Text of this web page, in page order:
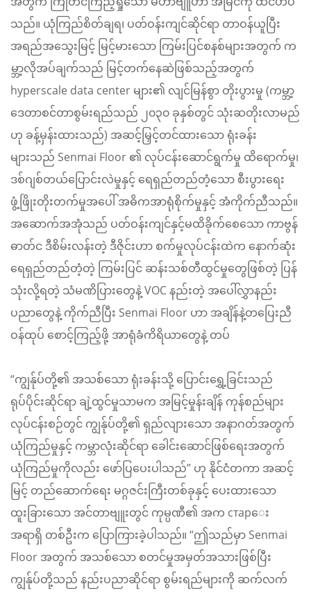
သည်။ ယုံကြည်စိတ်ချရ၊ ပတ်ဝန်းကျင်ဆိုင်ရာ တာဝန်ယူပြီး
အရည်အသွေးမြင့် မြင့်မားသော ကြမ်းပြင်စနစ်များအတွက် က
မ္ဘာ့လိုအပ်ချက်သည် မြင့်တက်နေဆဲဖြစ်သည့်အတွက်
hyperscale data center များ၏ လျင်မြန်စွာ တိုးပွားမှု (ကမ္ဘာ့
ဒေတာစင်တာစွမ်းရည်သည် ၂၀၃၀ ခုနှစ်တွင် သုံးဆတိုးလာမည်
ဟု ခန့်မှန်းထားသည်) အဆင့်မြှင့်တင်ထားသော ရုံးခန်း
များသည် Senmai Floor ၏ လုပ်ငန်းဆောင်ရွက်မှု ထိရောက်မှု၊
ဒစ်ဂျစ်တယ်ပြောင်းလဲမှုနှင့် ရေရှည်တည်တံ့သော စီးပွားရေး
ဖွံ့ဖြိုးတိုးတက်မှုအပေါ် အဓိကအာရုံစိုက်မှုနှင့် အံကိုက်ညီသည်။
အဆောက်အအုံသည် ပတ်ဝန်းကျင်နှင့်မထိခိုက်စေသော ကာဗွန်
ဓာတ်င ဒီစိမ်းလန်းတဲ့ ဒီဇိုင်းဟာ စက်မှုလုပ်ငန်းထဲက နောက်ဆုံး
ရေရှည်တည်တံ့တဲ့ ကြမ်းပြင် ဆန်းသစ်တီထွင်မှုတွေဖြစ်တဲ့ ပြန်
သုံးလို့ရတဲ့ သံမဏိပြားတွေနဲ့ VOC နည်းတဲ့ အပေါ်လွှာနည်း
ပညာတွေနဲ့ ကိုက်ညီပြီး Senmai Floor ဟာ အချိန်နဲ့တပြေးညီ
ဝန်ထုပ် စောင့်ကြည့်ဖို့ အာရုံခံကိရိယာတွေနဲ့ တပ်
“ကျွန်ုပ်တို့၏ အသစ်သော ရုံးခန်းသို့ ပြောင်းရွှေ့ခြင်းသည်
ရုပ်ပိုင်းဆိုင်ရာ ချဲ့ထွင်မှုသာမက အမြင့်မှုန်းချိန် ကုန်စည်များ
လုပ်ငန်းစဉ်တွင် ကျွန်ုပ်တို့၏ ရှည်လျားသော အနာဂတ်အတွက်
ယုံကြည်မှုနှင့် ကမ္ဘာလုံးဆိုင်ရာ ခေါင်းဆောင်ဖြစ်ရေးအတွက်
ယုံကြည်မှုကိုလည်း ဖော်ပြပေးပါသည်” ဟု နိုင်ငံတကာ အဆင့်
မြင့် တည်ဆောက်ရေး မဂ္ဂဇင်းကြီးတစ်ခုနှင့် ပေးထားသော
ထူးခြားသော အင်တာဗျူးတွင် ကုမ္ပဏီ၏ အက старေး
အရာရှိ တစ်ဦးက ပြောကြားခဲ့ပါသည်။ “ဤသည်မှာ Senmai
Floor အတွက် အသစ်သော စတင်မှုအမှတ်အသားဖြစ်ပြီး
ကျွန်ုပ်တို့သည် နည်းပညာဆိုင်ရာ စွမ်းရည်များကို ဆက်လက်